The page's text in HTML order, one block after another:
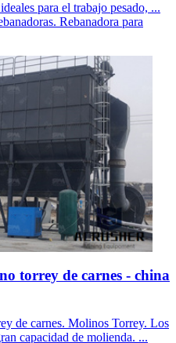
para el trabajo pesado, ...
Rebanadora para
torrey de carnes - china
de carnes. Molinos Torrey. Los
capacidad de molienda. ...